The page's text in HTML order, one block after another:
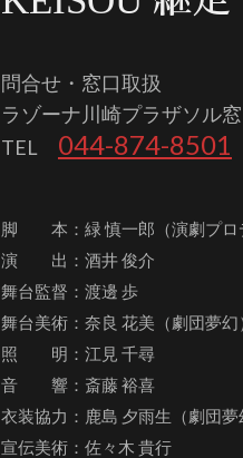
問合せ・窓口取扱
ラゾーナ川崎プラザソル
TEL 044-874-8501
脚 本：緑 慎一郎（演劇プロ
演 出：酒井 俊介
舞台監督：渡邊 歩
舞台美術：奈良 花美（劇団夢幻
照 明：江見 千尋
音 響：斎藤 裕喜
衣装協力：鹿島 夕雨生（劇団夢
宣伝美術：佐々木 貴行